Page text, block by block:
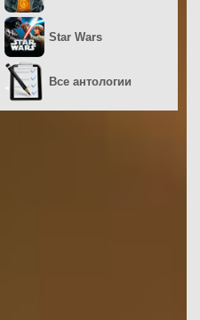
Star Wars
Все антологии